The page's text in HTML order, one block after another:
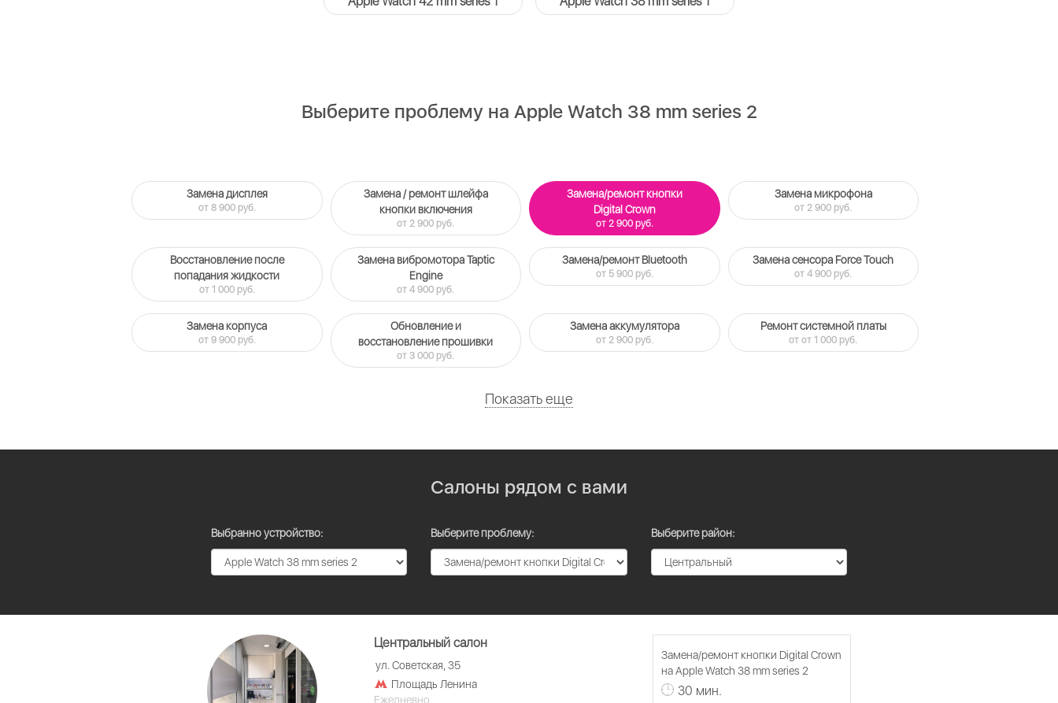
Выберите проблему на Apple Watch 38 mm series 2
Замена дисплея
от 8 900 руб.
Замена / ремонт шлейфа
кнопки включения
от 2 900 руб.
Замена/ремонт кнопки
Digital Crown
от 2 900 руб.
Замена микрофона
от 2 900 руб.
Восстановление после
попадания жидкости
от 1 000 руб.
Замена вибромотора Taptic
Engine
от 4 900 руб.
Замена/ремонт Bluetooth
от 5 900 руб.
Замена сенсора Force Touch
от 4 900 руб.
Замена корпуса
от 9 900 руб.
Обновление и
восстановление прошивки
от 3 000 руб.
Замена аккумулятора
от 2 900 руб.
Ремонт системной платы
от от 1 000 руб.
Показать еще
Салоны рядом с вами
Выбранно устройство: Выберите проблему: Выберите район:
Центральный салон
ул. Советская, 35
Площадь Ленина
Ежедневно
Замена/ремонт кнопки Digital Crown
на Apple Watch 38 mm series 2
30 мин.